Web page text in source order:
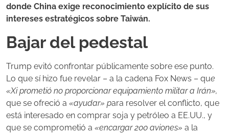
donde China exige reconocimiento explícito de sus
intereses estratégicos sobre Taiwán.
Bajar del pedestal
Trump evitó confrontar públicamente sobre ese punto.
Lo que sí hizo fue revelar – a la cadena Fox News – que
«Xi prometió no proporcionar equipamiento militar a Irán»,
que se ofreció a «ayudar» para resolver el conflicto, que
está interesado en comprar soja y petróleo a EE.UU., y
que se comprometió a «encargar 200 aviones» a la